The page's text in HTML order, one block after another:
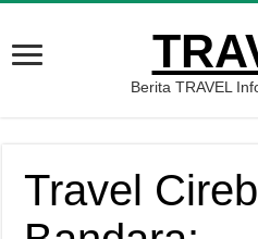
Berita TRAVEL
Travel